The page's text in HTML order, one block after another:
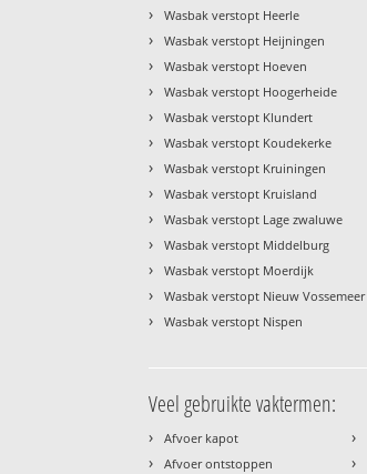
› Wasbak verstopt Heerle
› Wasbak verstopt Heijningen
› Wasbak verstopt Hoeven
› Wasbak verstopt Hoogerheide
› Wasbak verstopt Klundert
› Wasbak verstopt Koudekerke
› Wasbak verstopt Kruiningen
› Wasbak verstopt Kruisland
› Wasbak verstopt Lage zwaluwe
› Wasbak verstopt Middelburg
› Wasbak verstopt Moerdijk
› Wasbak verstopt Nieuw Vossemeer
› Wasbak verstopt Nispen
Veel gebruikte vaktermen:
› Afvoer kapot
› Afvoer ontstoppen
›
›